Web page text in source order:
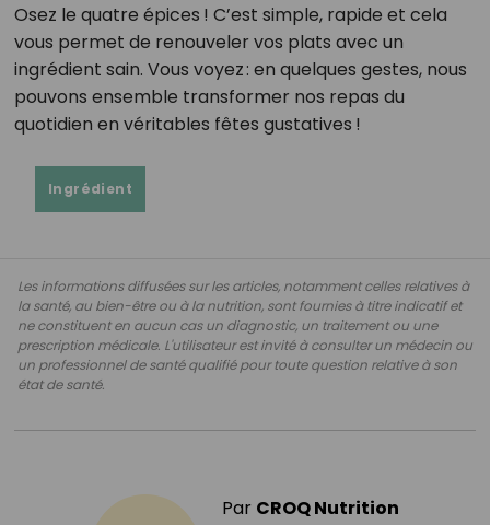
Osez le quatre épices ! C’est simple, rapide et cela
vous permet de renouveler vos plats avec un
ingrédient sain. Vous voyez : en quelques gestes, nous
pouvons ensemble transformer nos repas du
quotidien en véritables fêtes gustatives !
Ingrédient
Les informations diffusées sur les articles, notamment celles relatives à
la santé, au bien-être ou à la nutrition, sont fournies à titre indicatif et
ne constituent en aucun cas un diagnostic, un traitement ou une
prescription médicale. L'utilisateur est invité à consulter un médecin ou
un professionnel de santé qualifié pour toute question relative à son
état de santé.
Par CROQ Nutrition